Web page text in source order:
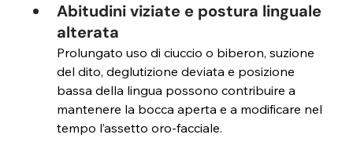
Abitudini viziate e postura linguale
alterata
Prolungato uso di ciuccio o biberon, suzione
del dito, deglutizione deviata e posizione
bassa della lingua possono contribuire a
mantenere la bocca aperta e a modificare nel
tempo l’assetto oro-facciale.